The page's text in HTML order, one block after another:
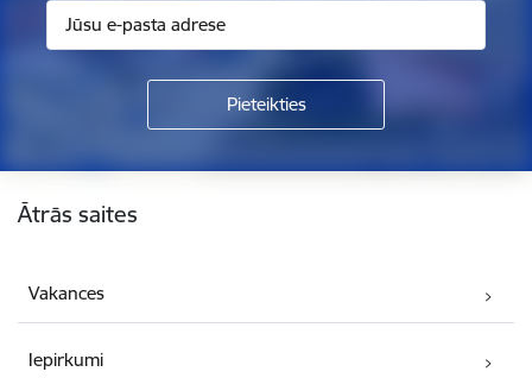
Ātrās saites
Vakances
Iepirkumi